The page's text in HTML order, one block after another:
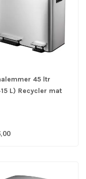
45 ltr
L) Recycler mat